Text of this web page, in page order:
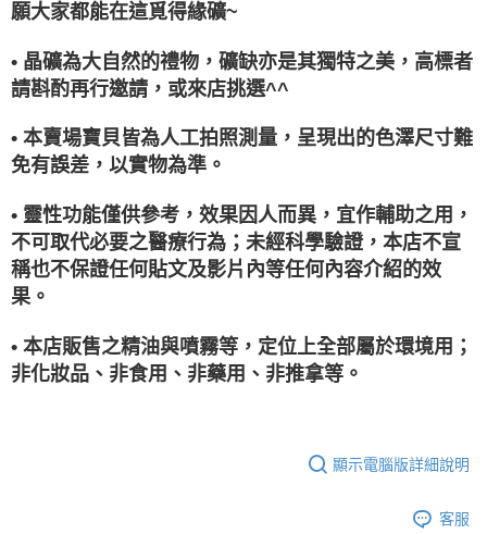
願大家都能在這覓得緣礦~
• 晶礦為大自然的禮物，礦缺亦是其獨特之美，高標者
請斟酌再行邀請，或來店挑選^^
• 本賣場寶貝皆為人工拍照測量，呈現出的色澤尺寸難
免有誤差，以實物為準。
• 靈性功能僅供參考，效果因人而異，宜作輔助之用，
不可取代必要之醫療行為；未經科學驗證，本店不宣
稱也不保證任何貼文及影片內等任何內容介紹的效
果。
• 本店販售之精油與噴霧等，定位上全部屬於環境用；
非化妝品、非食用、非藥用、非推拿等。
顯示電腦版詳細說明
客服